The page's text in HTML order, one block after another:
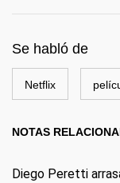
Se habló de
Netflix
NOTAS
Diego Peretti